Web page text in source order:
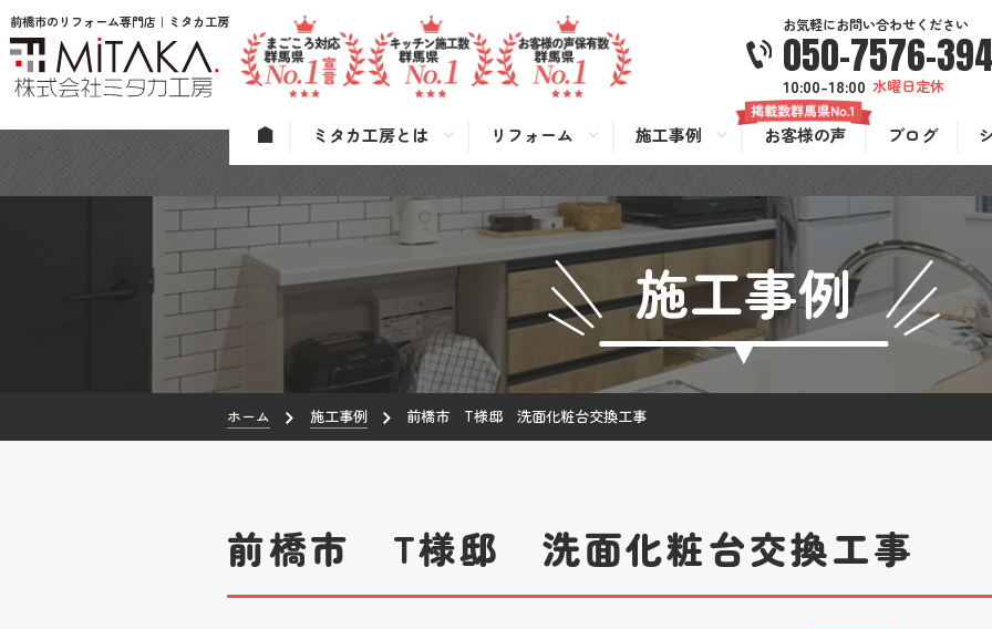
前橋市のリフォーム専門店｜ミタカ工房 お気軽にお問い合わせください
050-7576-
10:00-18:00 水曜日定休
ミタカ工房とは リフォーム 施工事例 お客様の声 ブログ
施工事例
ホーム 施工事例 前橋市 T様邸 洗面化粧台交換工事
前橋市 T様邸 洗面化粧台交換工事